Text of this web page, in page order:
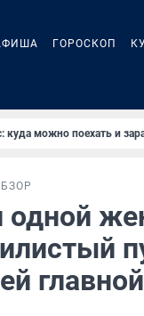
ГОРОСКОП
куда можно поехать и
одной